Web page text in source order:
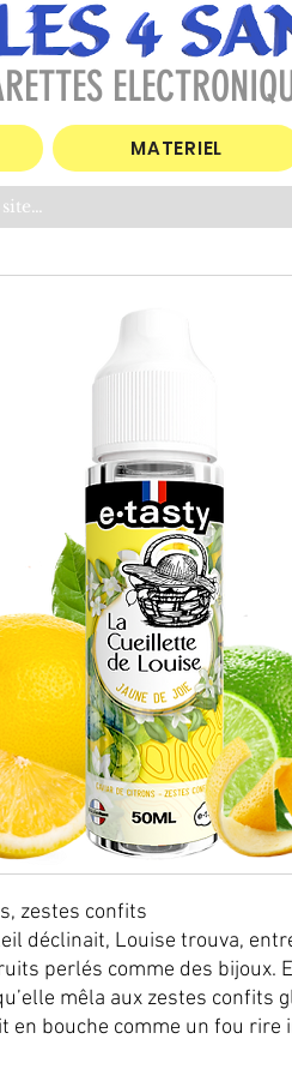
MATERIEL
zestes confits
déclinait, Louise trouva,
perlés comme des bijoux.
mêla aux zestes confits
en bouche comme un fou rire